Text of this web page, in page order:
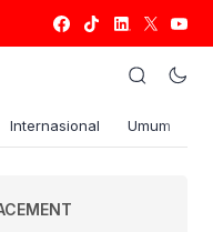
Internasional Umum